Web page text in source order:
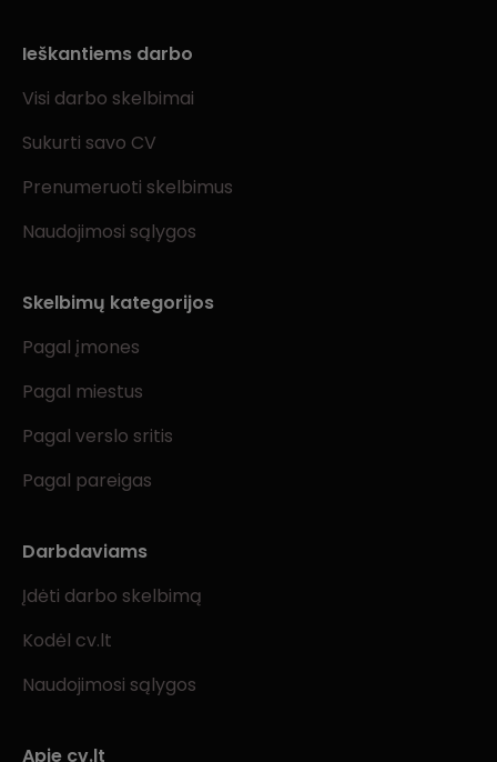
Ieškantiems darbo
Visi darbo skelbimai
Sukurti savo CV
Prenumeruoti skelbimus
Naudojimosi sąlygos
Skelbimų kategorijos
Pagal įmones
Pagal miestus
Pagal verslo sritis
Pagal pareigas
Darbdaviams
Įdėti darbo skelbimą
Kodėl cv.lt
Naudojimosi sąlygos
Apie cv.lt